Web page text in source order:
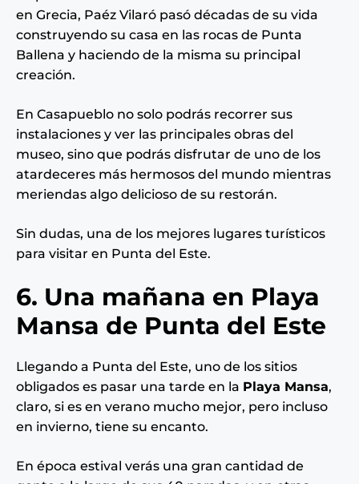
en Grecia, Paéz Vilaró pasó décadas de su vida
construyendo su casa en las rocas de Punta
Ballena y haciendo de la misma su principal
creación.
En Casapueblo no solo podrás recorrer sus
instalaciones y ver las principales obras del
museo, sino que podrás disfrutar de uno de los
atardeceres más hermosos del mundo mientras
meriendas algo delicioso de su restorán.
Sin dudas, una de los mejores lugares turísticos
para visitar en Punta del Este.
6. Una mañana en Playa
Mansa de Punta del Este
Llegando a Punta del Este, uno de los sitios
obligados es pasar una tarde en la Playa Mansa,
claro, si es en verano mucho mejor, pero incluso
en invierno, tiene su encanto.
En época estival verás una gran cantidad de